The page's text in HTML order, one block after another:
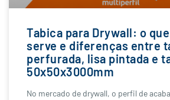
Tabica para Drywall: o
serve e diferenças entre
perfurada, lisa pintada e
50x50x3000mm
No mercado de drywall, o perfil de